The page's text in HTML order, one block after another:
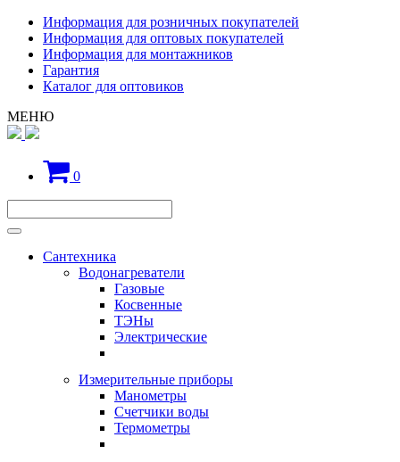
Информация для розничных покупателей
Информация для оптовых покупателей
Информация для монтажников
Гарантия
Каталог для оптовиков
МЕНЮ
0
Сантехника
Водонагреватели
Газовые
Косвенные
ТЭНы
Электрические
Измерительные приборы
Манометры
Счетчики воды
Термометры